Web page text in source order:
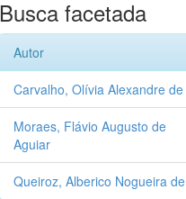
Busca facetada
Autor
Carvalho, Olívia Alexandre de
Moraes, Flávio Augusto de
Aguiar
Queiroz, Alberico Nogueira de